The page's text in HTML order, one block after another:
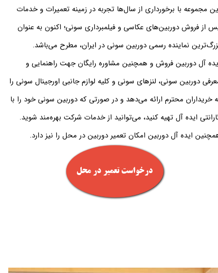
مجموعه با برخورداری از سال‌ها تجربه در زمینه تعمیرات و خدمات
از فروش دوربین‌های عکاسی و فیلمبرداری سونی؛ اکنون به عنوان
نماینده رسمی دوربین سونی در ایران، مطرح می‌باشد.​​​​​​​
آل دوربین فروش و همچنین مشاوره رایگان جهت راهنمایی و
دوربین سونی، لنزهای سونی و کلیه لوازم جانبی اورجینال سونی را
خریداران محترم ارائه می‌دهد و در صورتی که دوربین سونی خود را با
ایده آل تهیه کنید، می‌توانید از خدمات شرکت بهره‌مند شوید.
ایده آل دوربین امکان تعمیر دوربین در محل را نیز دارد.
درخواست تعمیر در محل